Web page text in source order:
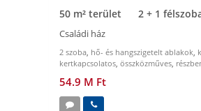
50 m² terület 2 + 1
Családi ház
2 szoba, hő- és hangszigetelt ablakok,
kertkapcsolatos, összközműves,
54.9 M Ft